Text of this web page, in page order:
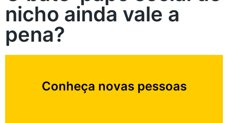
nicho ainda vale a
pena?
Conheça novas pessoas